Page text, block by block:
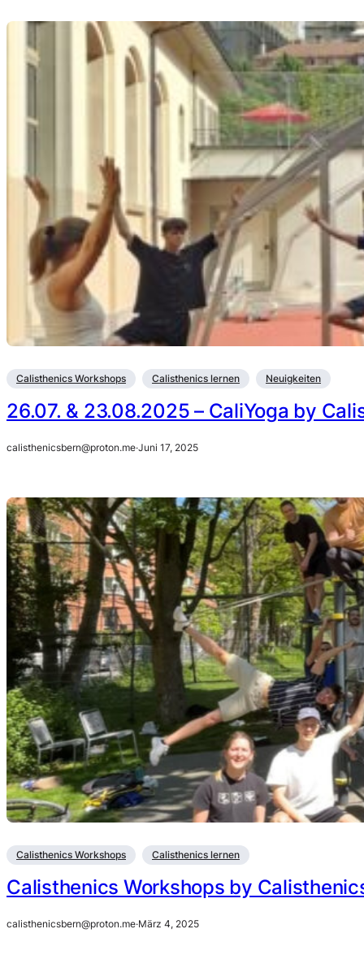
Calisthenics Workshops Calisthenics lernen Neuigkeiten
26.07. & 23.08.2025 – CaliYoga by
calisthenicsbern@proton.me·Juni 17, 2025
Calisthenics Workshops Calisthenics lernen
Calisthenics Workshops by
calisthenicsbern@proton.me·März 4, 2025